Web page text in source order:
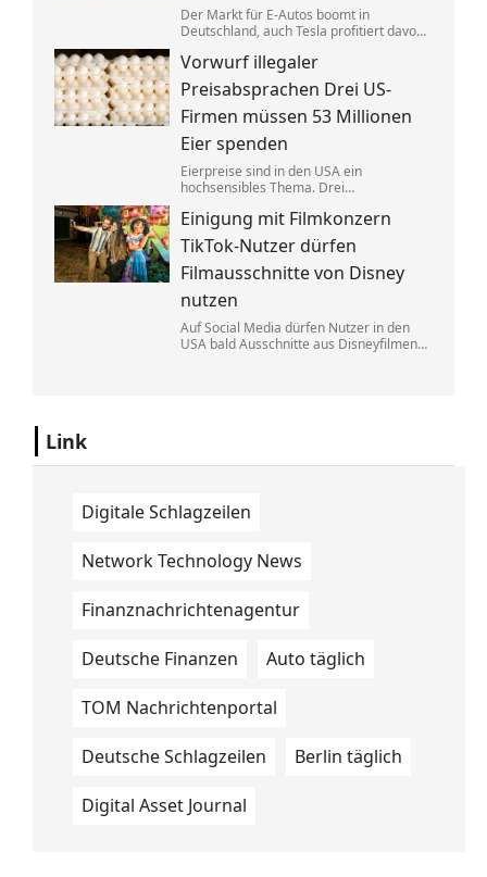
Der Markt für E-Autos boomt in
Deutschland, auch Tesla profitiert davon.
geführte Konzern jedoch nicht zurück.
Eine exklusive Studie erklärt, warum.
Vorwurf illegaler
Preisabsprachen Drei US-
Firmen müssen 53 Millionen
Eier spenden
Eierpreise sind in den USA ein
hochsensibles Thema. Drei
sich dabei illegalerweise abgesprochen
zu haben. Sie einigten sich mit der Justiz –
und liefern jetzt im großen Stil.
Einigung mit Filmkonzern
TikTok-Nutzer dürfen
Filmausschnitte von Disney
nutzen
Auf Social Media dürfen Nutzer in den
USA bald Ausschnitte aus Disneyfilmen
Link
Digitale Schlagzeilen
Network Technology News
Finanznachrichtenagentur
Deutsche Finanzen Auto täglich
TOM Nachrichtenportal
Deutsche Schlagzeilen Berlin täglich
Digital Asset Journal